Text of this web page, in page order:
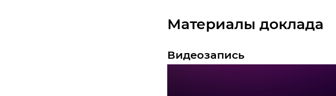
Материалы доклада
Видеозапись